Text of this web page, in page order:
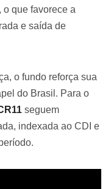
que favorece a
e saída de
o fundo reforça sua
do Brasil. Para o
seguem
indexada ao CDI e